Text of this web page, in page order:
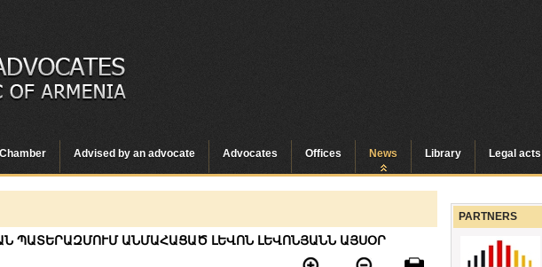
Chamber Advised by an advocate Advocates Offices News Library Legal acts
ՊԱՏԵՐԱԶՄՈՒՄ ԱՆՄԱՀԱՑԱԾ ԼԵՎՈՆ ԼԵՎՈՆՅԱՆՆ ԱՅՍՕՐ
PARTNERS